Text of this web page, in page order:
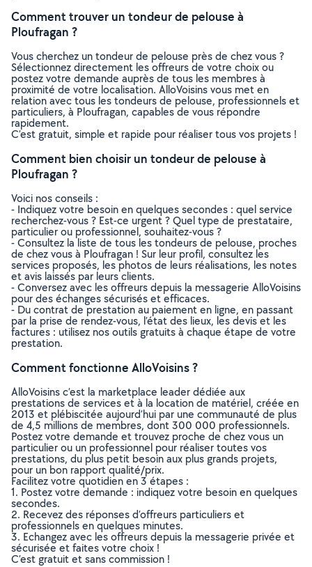
Comment trouver un tondeur de pelouse à
Ploufragan ?
Vous cherchez un tondeur de pelouse près de chez vous ?
Sélectionnez directement les offreurs de votre choix ou
postez votre demande auprès de tous les membres à
proximité de votre localisation. AlloVoisins vous met en
relation avec tous les tondeurs de pelouse, professionnels et
particuliers, à Ploufragan, capables de vous répondre
rapidement.
C’est gratuit, simple et rapide pour réaliser tous vos projets !
Comment bien choisir un tondeur de pelouse à
Ploufragan ?
Voici nos conseils :
- Indiquez votre besoin en quelques secondes : quel service
recherchez-vous ? Est-ce urgent ? Quel type de prestataire,
particulier ou professionnel, souhaitez-vous ?
- Consultez la liste de tous les tondeurs de pelouse, proches
de chez vous à Ploufragan ! Sur leur profil, consultez les
services proposés, les photos de leurs réalisations, les notes
et avis laissés par leurs clients.
- Conversez avec les offreurs depuis la messagerie AlloVoisins
pour des échanges sécurisés et efficaces.
- Du contrat de prestation au paiement en ligne, en passant
par la prise de rendez-vous, l’état des lieux, les devis et les
factures : utilisez nos outils gratuits à chaque étape de votre
prestation.
Comment fonctionne AlloVoisins ?
AlloVoisins c’est la marketplace leader dédiée aux
prestations de services et à la location de matériel, créée en
2013 et plébiscitée aujourd’hui par une communauté de plus
de 4,5 millions de membres, dont 300 000 professionnels.
Postez votre demande et trouvez proche de chez vous un
particulier ou un professionnel pour réaliser toutes vos
prestations, du plus petit besoin aux plus grands projets,
pour un bon rapport qualité/prix.
Facilitez votre quotidien en 3 étapes :
1. Postez votre demande : indiquez votre besoin en quelques
secondes.
2. Recevez des réponses d’offreurs particuliers et
professionnels en quelques minutes.
3. Echangez avec les offreurs depuis la messagerie privée et
sécurisée et faites votre choix !
C’est gratuit et sans commission !